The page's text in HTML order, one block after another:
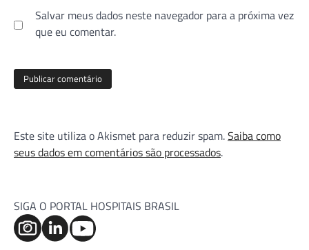
Salvar meus dados neste navegador para a próxima vez
que eu comentar.
Este site utiliza o Akismet para reduzir spam.Saiba como
seus dados em comentários são processados.
SIGA O PORTAL HOSPITAIS BRASIL